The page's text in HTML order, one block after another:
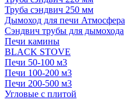
Труба сэндвич 250 мм
Дымоход для печи Атмосфера
Сэндвич трубы для дымохода
Печи камины
BLACK STOVE
Печи 50-100 м3
Печи 100-200 м3
Печи 200-500 м3
Угловые с плитой